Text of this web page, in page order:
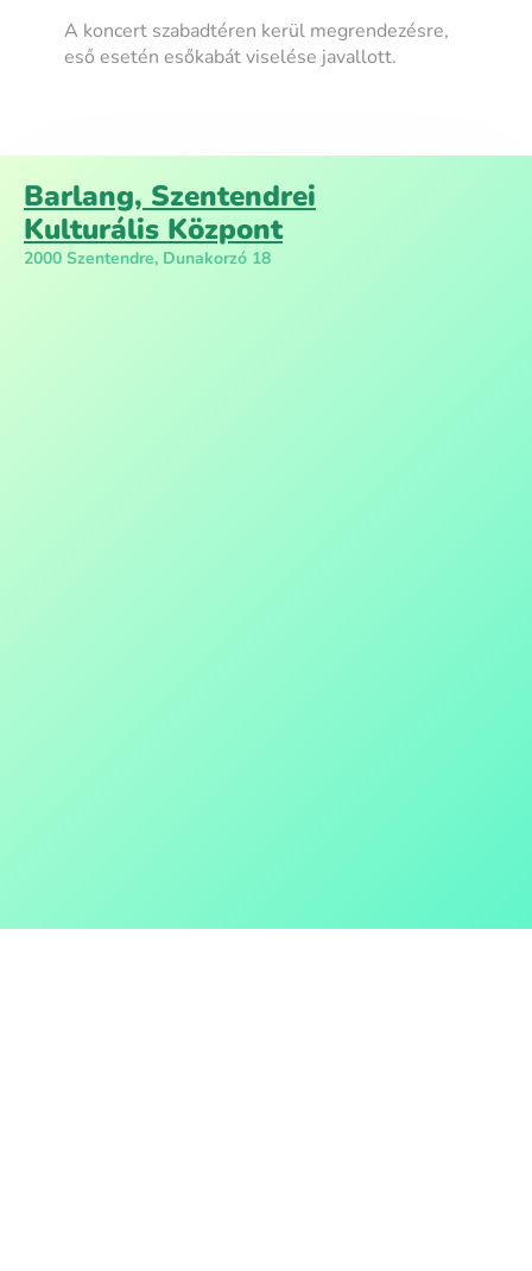
A koncert szabadtéren kerül megrendezésre,
eső esetén esőkabát viselése javallott.
Barlang, Szentendrei
Kulturális Központ
2000 Szentendre, Dunakorzó 18